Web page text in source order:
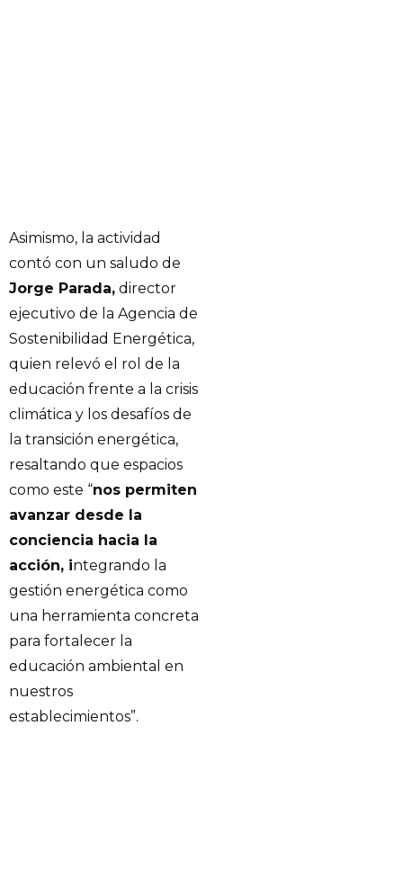
Asimismo, la actividad
contó con un saludo de
Jorge Parada, director
ejecutivo de la Agencia de
Sostenibilidad Energética,
quien relevó el rol de la
educación frente a la crisis
climática y los desafíos de
la transición energética,
resaltando que espacios
como este “nos permiten
avanzar desde la
conciencia hacia la
acción, integrando la
gestión energética como
una herramienta concreta
para fortalecer la
educación ambiental en
nuestros
establecimientos”.